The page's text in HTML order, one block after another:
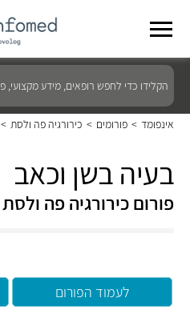
הקלידו
כדי
לחפש
רופאים,
מידע
ועוד...
אינפומד > פורומים > כירורגיה פה ולסת >
בעיה בשן וכאב
פורום כירורגיה פה ולסת
לעמוד הפורום